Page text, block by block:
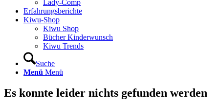
Lady-Comp
Erfah­rungs­be­rich­te
Kiwu-Shop
Kiwu Shop
Bücher Kin­der­wunsch
Kiwu Trends
Suche
Menü Menü
Es konnte leider nichts gefunden werden